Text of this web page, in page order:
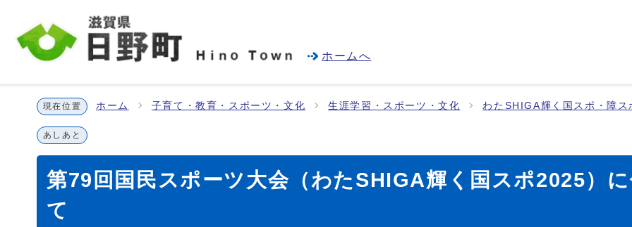
ホームへ
現在位置 ホーム 子育て・教育・スポーツ・文化 生涯学習・スポーツ・文化 わたSHIGA輝く国スポ・障ス
あしあと
第79回国民スポーツ大会（わたSHIGA輝く国スポ2025）
て